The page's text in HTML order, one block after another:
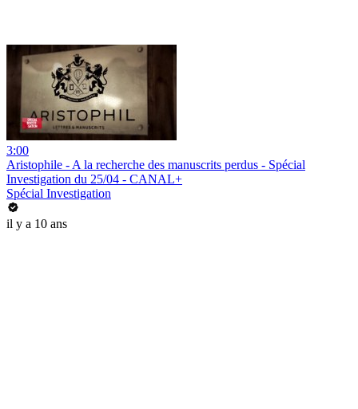
3:00
Aristophile - A la recherche des manuscrits perdus - Spécial
Investigation du 25/04 - CANAL+
Spécial Investigation
il y a 10 ans